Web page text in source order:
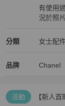
貨號：am1441sSA
角球：-
其他備註：-
【PopChill 台灣購
有使用
況於照
分類
Chanel 女士配件分
女士配
品牌
Chanel 精品女士配件
Chanel
Chanel 推薦清單
活動 【新人